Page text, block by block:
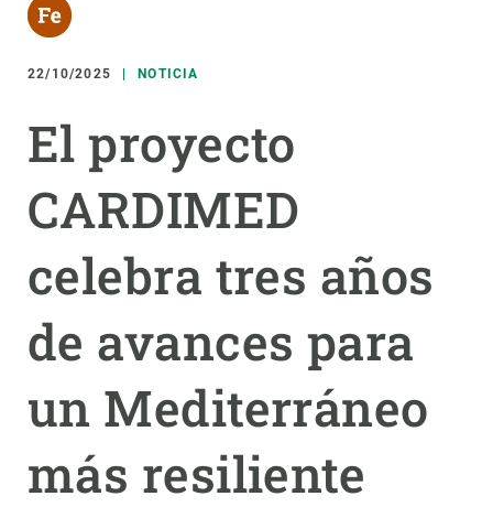
navegación
22/10/2025 NOTICIA
El proyecto
CARDIMED
celebra tres años
de avances para
un Mediterráneo
más resiliente
responsive
Responsive
menu
INVESTIGACIÓN
CIENCIA EN ACCIÓN
NOTICIAS Y AGENDA